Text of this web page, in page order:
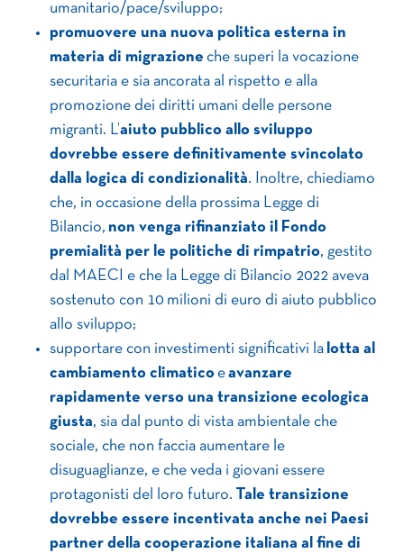
umanitario/pace/sviluppo;
promuovere una nuova politica esterna in
materia di migrazione che superi la vocazione
securitaria e sia ancorata al rispetto e alla
promozione dei diritti umani delle persone
migranti. L’aiuto pubblico allo sviluppo
dovrebbe essere definitivamente svincolato
dalla logica di condizionalità. Inoltre, chiediamo
che, in occasione della prossima Legge di
Bilancio, non venga rifinanziato il Fondo
premialità per le politiche di rimpatrio, gestito
dal MAECI e che la Legge di Bilancio 2022 aveva
sostenuto con 10 milioni di euro di aiuto pubblico
allo sviluppo;
supportare con investimenti significativi la lotta al
cambiamento climatico eavanzare
rapidamente verso una transizione ecologica
giusta, sia dal punto di vista ambientale che
sociale, che non faccia aumentare le
disuguaglianze, e che veda i giovani essere
protagonisti del loro futuro. Tale transizione
dovrebbe essere incentivata anche nei Paesi
partner della cooperazione italiana al fine di